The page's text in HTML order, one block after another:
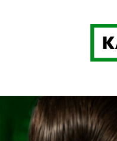
Kasvu Open